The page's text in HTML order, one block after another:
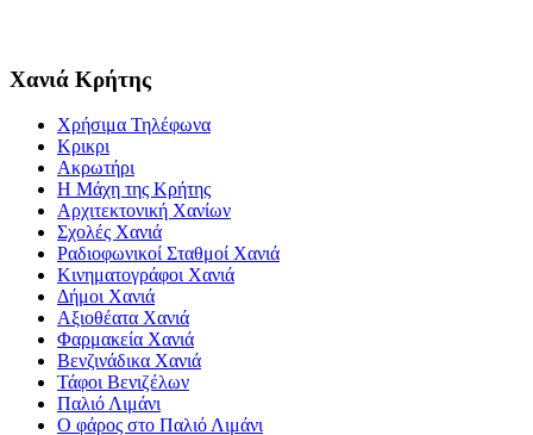
Χανιά Κρήτης
Χρήσιμα Τηλέφωνα
Κρικρι
Ακρωτήρι
Η Μάχη της Κρήτης
Αρχιτεκτονική Χανίων
Σχολές Χανιά
Ραδιοφωνικοί Σταθμοί Χανιά
Κινηματογράφοι Χανιά
Δήμοι Χανιά
Αξιοθέατα Χανιά
Φαρμακεία Χανιά
Βενζινάδικα Χανιά
Τάφοι Βενιζέλων
Παλιό Λιμάνι
Ο φάρος στο Παλιό Λιμάνι